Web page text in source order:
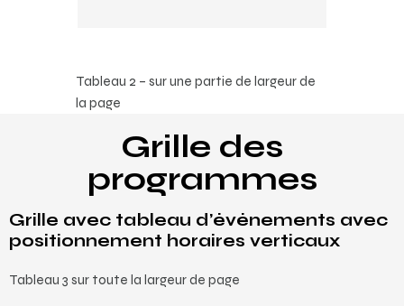
Tableau 2 – sur une partie de largeur de
la page
Grille des
programmes
Grille avec tableau d’évènements avec
positionnement horaires verticaux
Tableau 3 sur toute la largeur de page